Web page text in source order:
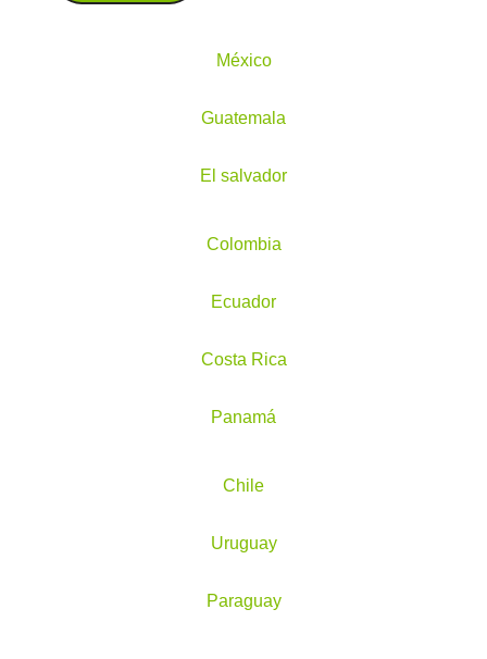
México
Guatemala
El salvador
Colombia
Ecuador
Costa Rica
Panamá
Chile
Uruguay
Paraguay